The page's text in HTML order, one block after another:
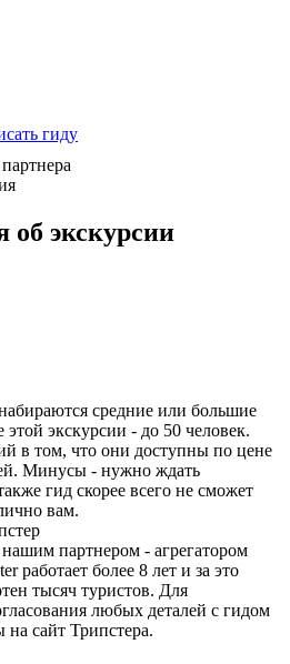
гиду
экскурсии
средние или большие
экскурсии - до 50 человек.
в том, что они доступны по цене
Минусы - нужно ждать
гид скорее всего не сможет
вам.
партнером - агрегатором
работает более 8 лет и за это
тысяч туристов. Для
любых деталей с гидом
на сайт Трипстера.